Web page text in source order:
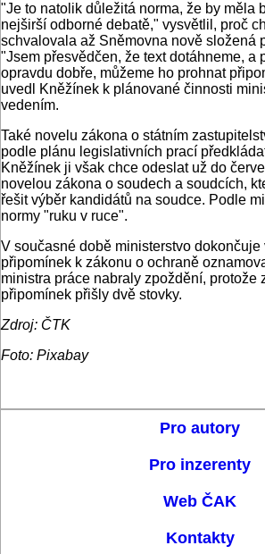
"Je to natolik důležitá norma, že by měla
nejširší odborné debatě," vysvětlil, proč
schvalovala až Sněmovna nově složená
"Jsem přesvědčen, že text dotáhneme, a
opravdu dobře, můžeme ho prohnat
uvedl Kněžínek k plánované činnosti
vedením.
Také novelu zákona o státním
podle plánu legislativních prací
Kněžínek ji však chce odeslat už do
novelou zákona o soudech a soudcích,
řešit výběr kandidátů na soudce. Podle
normy "ruku v ruce".
V současné době ministerstvo dokončuje
připomínek k zákonu o ochraně
ministra práce nabraly zpoždění, protože
připomínek přišly dvě stovky.
Zdroj: ČTK
Foto: Pixabay
Pro autory
Pro inzerenty
Web ČAK
Kontakty